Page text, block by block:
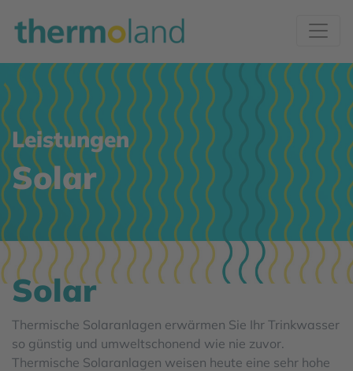
Leistungen
Solar
Solar
Thermische Solaranlagen erwärmen Sie Ihr Trinkwasser
so günstig und umweltschonend wie nie zuvor.
Thermische Solaranlagen weisen heute eine sehr hohe